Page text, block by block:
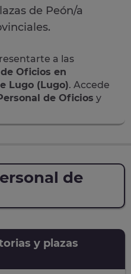
de Peón/a
a las
Oficios en
Lugo (Lugo). Accede
de Oficios y
de
y plazas